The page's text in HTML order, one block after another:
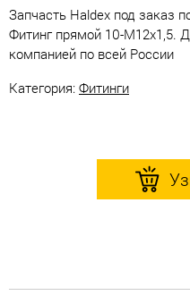
Запчасть Haldex под заказ
Фитинг прямой 10-М12х1,5.
компанией по всей России
Категория: Фитинги